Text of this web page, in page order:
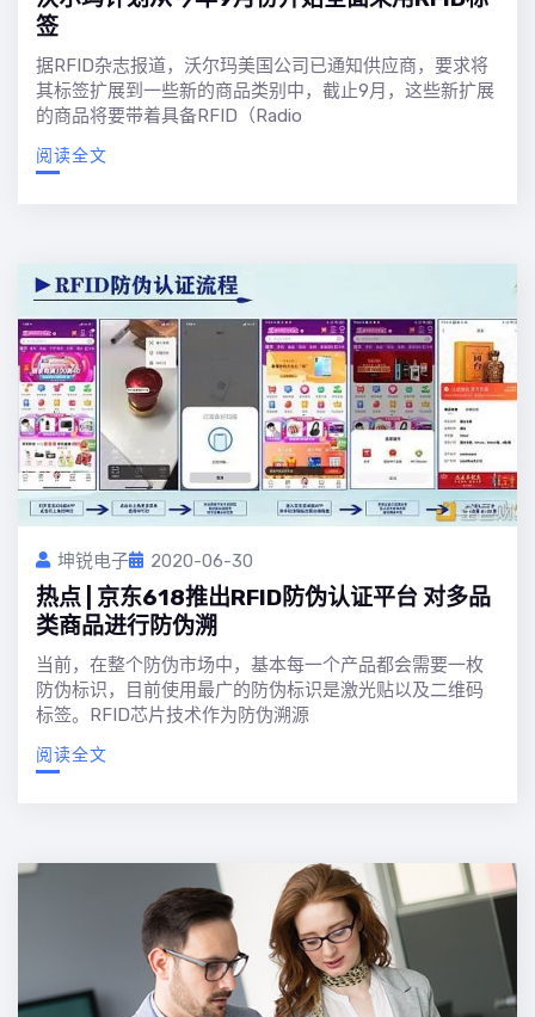
签
据RFID杂志报道，沃尔玛美国公司已通知供应商，要求将
其标签扩展到一些新的商品类别中，截止9月，这些新扩展
的商品将要带着具备RFID（Radio
阅读全文
坤锐电子 2020-06-30
热点 | 京东618推出RFID防伪认证平台 对多品
类商品进行防伪溯
当前，在整个防伪市场中，基本每一个产品都会需要一枚
防伪标识，目前使用最广的防伪标识是激光贴以及二维码
标签。RFID芯片技术作为防伪溯源
阅读全文